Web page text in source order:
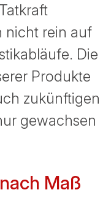
nicht rein auf
Die
Produkte
zukünftigen
gewachsen
Maß